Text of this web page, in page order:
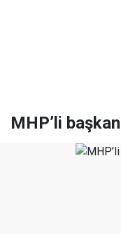
MHP’li